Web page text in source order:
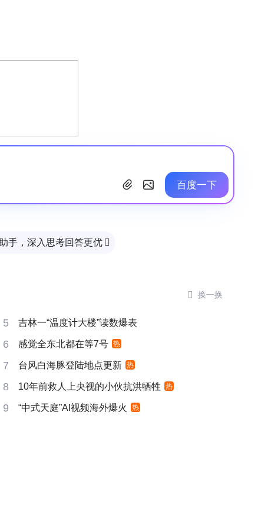
百度一下
手，深入思考回答更优 
 换一换
5 吉林一“温度计大楼”读数爆表
6 感觉全东北都在等7号 热
7 台风白海豚登陆地点更新 热
8 10年前救人上央视的小伙抗洪牺牲 热
9 “中式天庭”AI视频海外爆火 热